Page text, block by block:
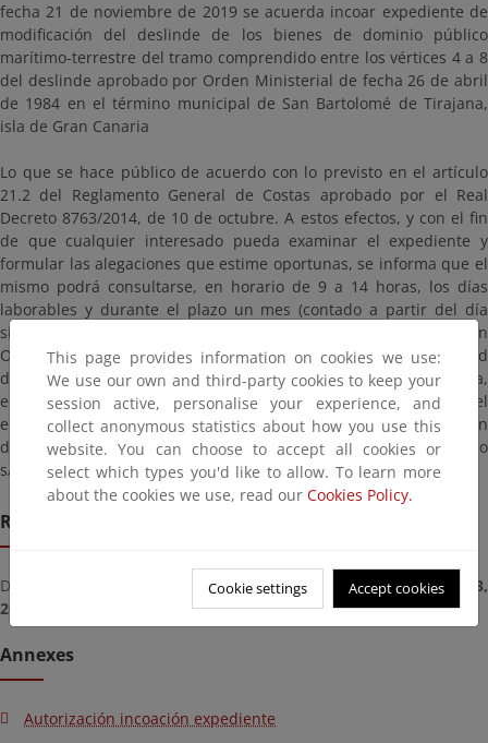
fecha 21 de noviembre de 2019 se acuerda incoar expediente de
modificación del deslinde de los bienes de dominio público
marítimo-terrestre del tramo comprendido entre los vértices 4 a 8
del deslinde aprobado por Orden Ministerial de fecha 26 de abril
de 1984 en el término municipal de San Bartolomé de Tirajana,
isla de Gran Canaria
Lo que se hace público de acuerdo con lo previsto en el artículo
21.2 del Reglamento General de Costas aprobado por el Real
Decreto 8763/2014, de 10 de octubre. A estos efectos, y con el fin
de que cualquier interesado pueda examinar el expediente y
formular las alegaciones que estime oportunas, se informa que el
mismo podrá consultarse, en horario de 9 a 14 horas, los días
laborables y durante el plazo un mes (contado a partir del día
siguiente al de la publicación del presente anuncio en el Boletín
Oficial de Las Palmas), en la Dirección General de Sostenibilidad
de la Costa y del Mar, del Ministerio para la Transición Ecológica,
en la plaza de San Juan de la Cruz, s/n, en Madrid. Una copia del
expediente se encuentra en las dependencias de la Demarcación
de Costas de Canarias, situadas en la Explanada Tomás Quevedo
s/n, 35008 Las Palmas de Gran Canaria
Remission deadline
Deadline for submitting documents from
Tuesday, December 03,
2019
Friday, January 03, 2020
Annexes
Autorización incoación expediente
This page provides information on cookies we use:
We use our own and third-party cookies to keep your
session active, personalise your experience, and
collect anonymous statistics about how you use this
website. You can choose to accept all cookies or
select which types you'd like to allow. To learn more
about the cookies we use, read our Cookies Policy.
Cookie settings Accept cookies